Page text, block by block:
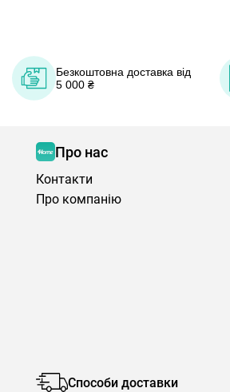
Безкоштовна доставка від
5 000 ₴
Про нас
Контакти
Про компанію
Способи доставки